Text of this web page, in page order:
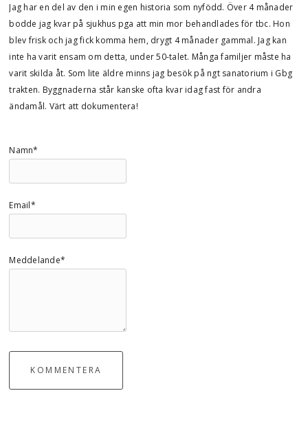
Jag har en del av den i min egen historia som nyfödd. Över 4 månader
bodde jag kvar på sjukhus pga att min mor behandlades för tbc. Hon
blev frisk och jag fick komma hem, drygt 4 månader gammal. Jag kan
inte ha varit ensam om detta, under 50-talet. Många familjer måste ha
varit skilda åt. Som lite äldre minns jag besök på ngt sanatorium i Gbg
trakten. Byggnaderna står kanske ofta kvar idag fast för andra
ändamål. Värt att dokumentera!
Namn*
Email*
Meddelande*
KOMMENTERA